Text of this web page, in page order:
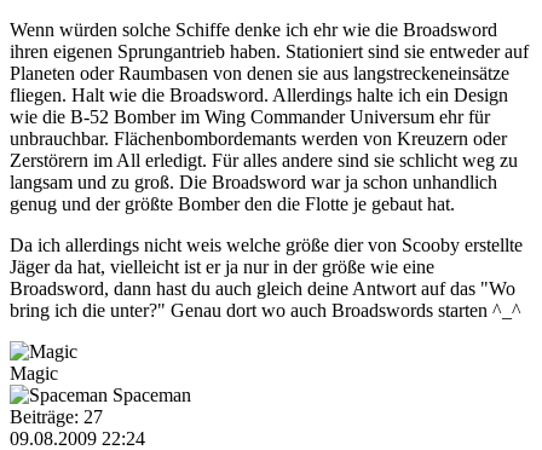
Wenn würden solche Schiffe denke ich ehr wie die Broadsword
ihren eigenen Sprungantrieb haben. Stationiert sind sie entweder auf
Planeten oder Raumbasen von denen sie aus langstreckeneinsätze
fliegen. Halt wie die Broadsword. Allerdings halte ich ein Design
wie die B-52 Bomber im Wing Commander Universum ehr für
unbrauchbar. Flächenbombordemants werden von Kreuzern oder
Zerstörern im All erledigt. Für alles andere sind sie schlicht weg zu
langsam und zu groß. Die Broadsword war ja schon unhandlich
genug und der größte Bomber den die Flotte je gebaut hat.
Da ich allerdings nicht weis welche größe dier von Scooby erstellte
Jäger da hat, vielleicht ist er ja nur in der größe wie eine
Broadsword, dann hast du auch gleich deine Antwort auf das "Wo
bring ich die unter?" Genau dort wo auch Broadswords starten ^_^
Magic
Spaceman
Beiträge: 27
09.08.2009 22:24